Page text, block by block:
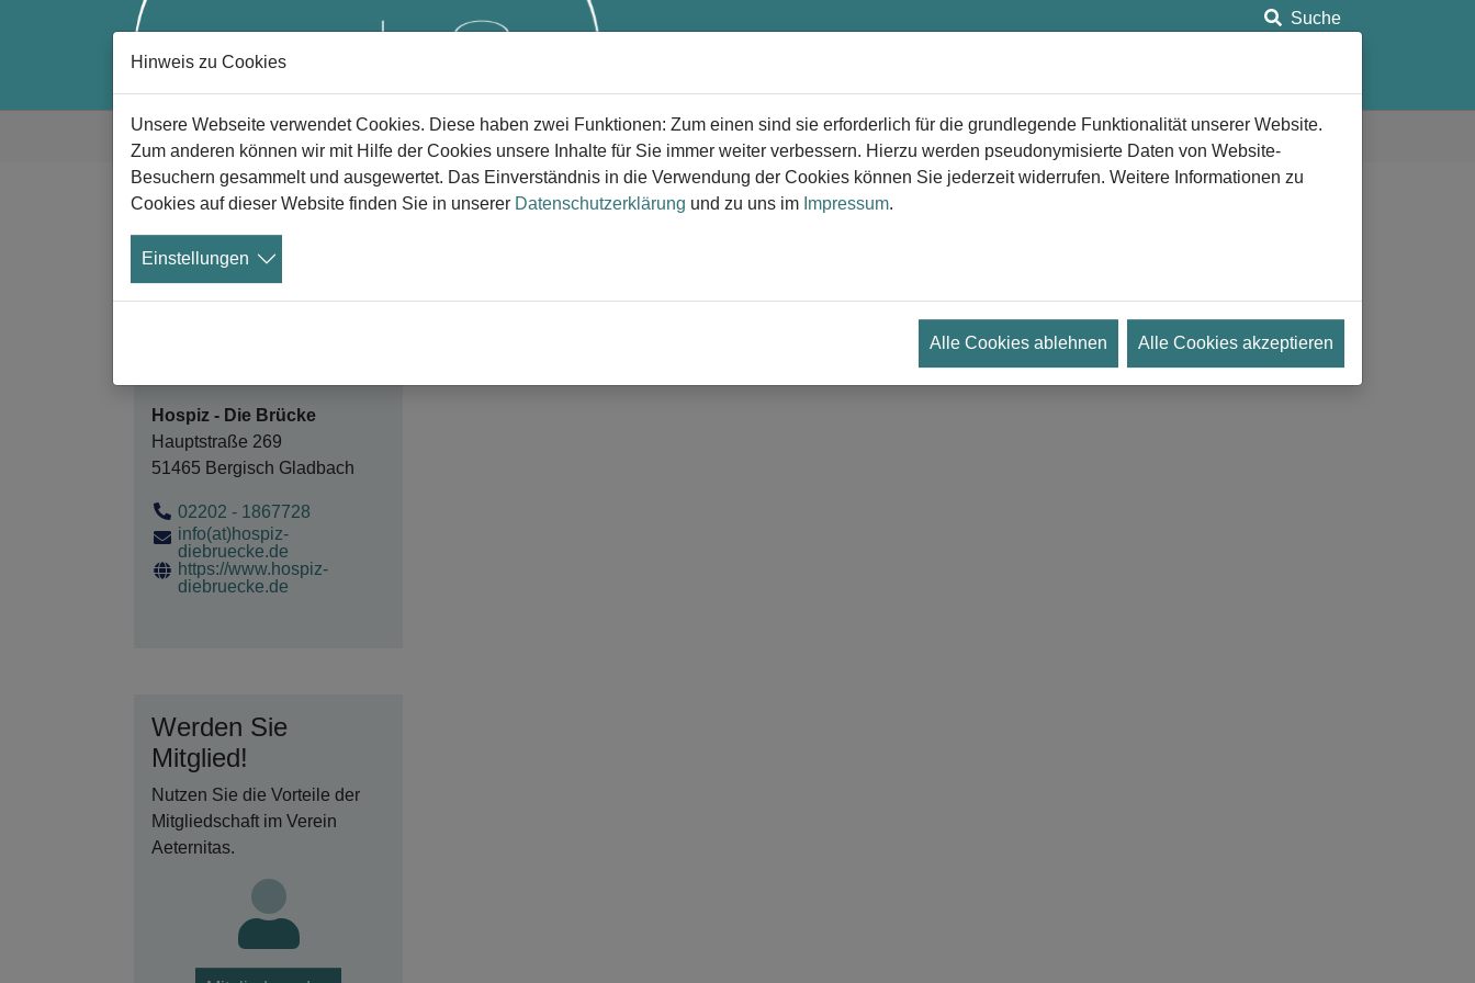
Zum Hauptinhalt springen
Suche
Sie sind hier:
Gute Trauer Anlaufstellen
Kontakt
Hospiz - Die Brücke
Hauptstraße 269
51465 Bergisch Gladbach
02202 - 1867728
info(at)hospiz-
diebruecke.de
https://www.hospiz-
diebruecke.de
Werden Sie
Mitglied!
Nutzen Sie die Vorteile der
Mitgliedschaft im Verein
Aeternitas.
Hospiz - Die Brücke
Das ambulante Hospiz-Die Brücke begleitet die Angehörigen über den Tod des Verstorbenen hinaus und bietet für
Hinweis zu Cookies
Unsere Webseite verwendet Cookies. Diese haben zwei Funktionen: Zum einen sind sie erforderlich für die grundlegende Funktionalität unserer Website.
Zum anderen können wir mit Hilfe der Cookies unsere Inhalte für Sie immer weiter verbessern. Hierzu werden pseudonymisierte Daten von Website-
Besuchern gesammelt und ausgewertet. Das Einverständnis in die Verwendung der Cookies können Sie jederzeit widerrufen. Weitere Informationen zu
Cookies auf dieser Website finden Sie in unserer Datenschutzerklärung und zu uns im Impressum.
Einstellungen
Alle Cookies ablehnen Alle Cookies akzeptieren